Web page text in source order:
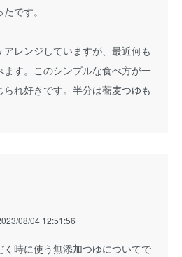
です。
レンジしていますが、最近何も
ます。このシンプルな食べ方が一
れ好きです。半分は蕎麦つゆも
08/04 12:51:56
時に使う無添加つゆについてで